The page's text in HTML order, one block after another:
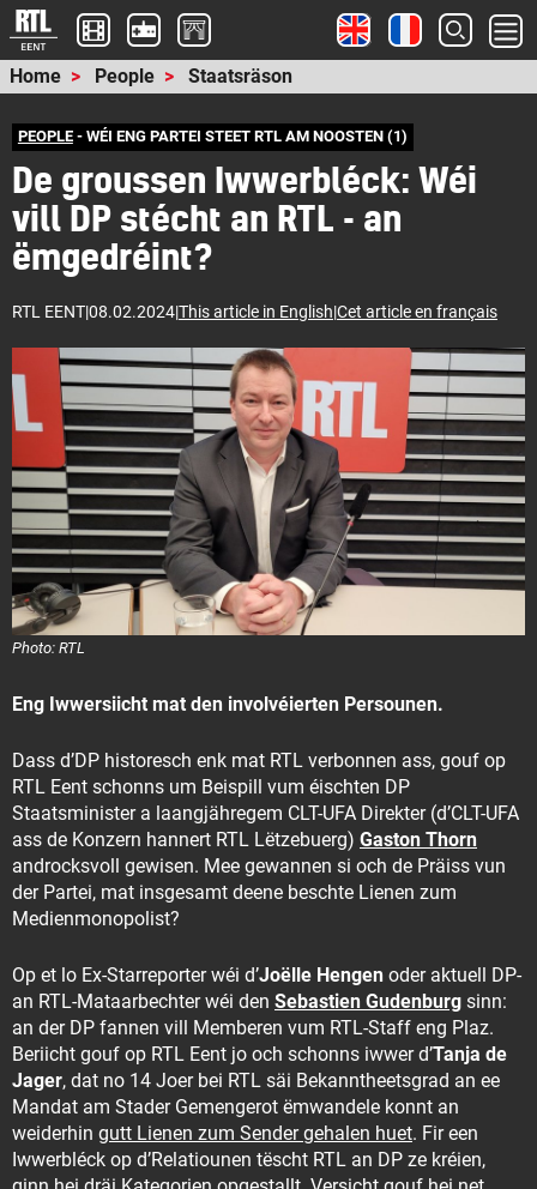
Home People Staatsräson
PEOPLE- WÉI ENG PARTEI STEET RTL AM NOOSTEN (1)
De groussen Iwwerbléck: Wéi
vill DP stécht an RTL - an
ëmgedréint?
RTL EENT|08.02.2024|This article in English|Cet article en français
Photo: RTL
Eng Iwwersiicht mat den involvéierten Persounen.
Dass d’DP historesch enk mat RTL verbonnen ass, gouf op
RTL Eent schonns um Beispill vum éischten DP
Staatsminister a laangjähregem CLT-UFA Direkter (d’CLT-UFA
ass de Konzern hannert RTL Lëtzebuerg) Gaston Thorn
androcksvoll gewisen. Mee gewannen si och de Präiss vun
der Partei, mat insgesamt deene beschte Lienen zum
Medienmonopolist?
Op et lo Ex-Starreporter wéi d’Joëlle Hengen oder aktuell DP-
an RTL-Mataarbechter wéi den Sebastien Gudenburg sinn:
an der DP fannen vill Memberen vum RTL-Staff eng Plaz.
Beriicht gouf op RTL Eent jo och schonns iwwer d’Tanja de
Jager, dat no 14 Joer bei RTL säi Bekanntheetsgrad an ee
Mandat am Stader Gemengerot ëmwandele konnt an
weiderhin gutt Lienen zum Sender gehalen huet. Fir een
Iwwerbléck op d’Relatiounen tëscht RTL an DP ze kréien,